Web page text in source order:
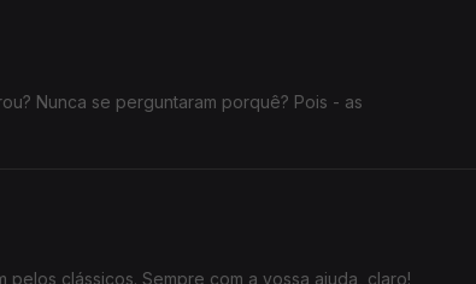
Nunca se perguntaram porquê? Pois - as
clássicos. Sempre com a vossa ajuda, claro!